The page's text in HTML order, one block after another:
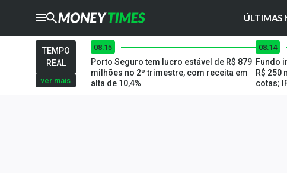
ÚLTIMAS
CRYPTOTIMES
TIMES
Ibovespa
TEMPO
REAL
ver mais
08:15
Porto Seguro tem lucro estável de R$ 879
milhões no 2º trimestre, com receita em
alta de 10,4%
08:14
Fundo
R$ 250
cotas;